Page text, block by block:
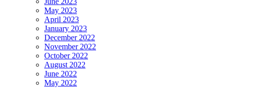
May 2023
April 2023
January 2023
December 2022
November 2022
October 2022
August 2022
June 2022
May 2022